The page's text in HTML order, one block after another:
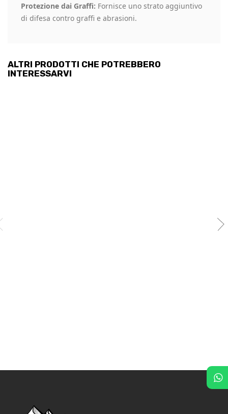
Protezione dai Graffi: Fornisce uno strato aggiuntivo
di difesa contro graffi e abrasioni.
ALTRI PRODOTTI CHE POTREBBERO
INTERESSARVI